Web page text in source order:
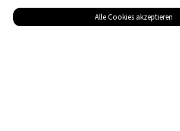
Alle Cookies akzeptieren